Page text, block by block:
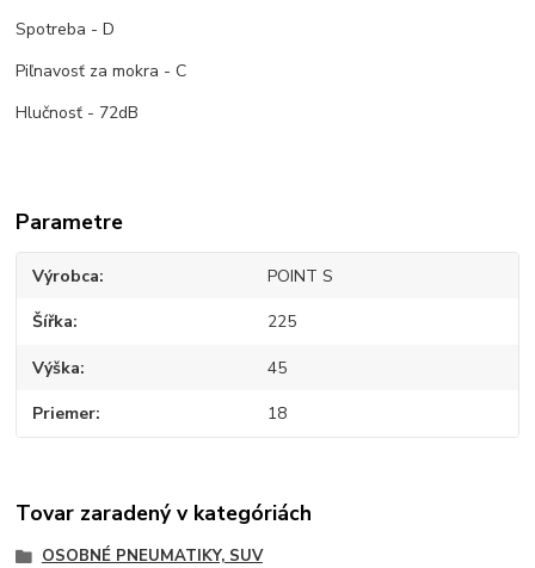
Spotreba - D
Piľnavosť za mokra - C
Hlučnosť - 72dB
Parametre
Výrobca POINT S
Šířka 225
Výška 45
Priemer 18
Tovar zaradený v kategóriách
OSOBNÉ PNEUMATIKY, SUV